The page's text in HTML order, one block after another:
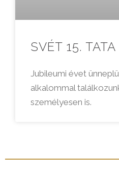
SVÉT 15. TATA
Jubileumi évet
alkalommal
személyesen is.